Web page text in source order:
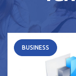
BUSINESS